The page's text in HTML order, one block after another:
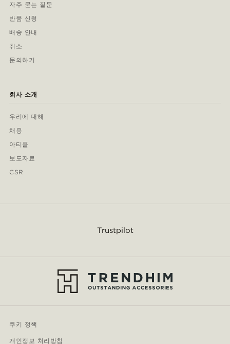
자주 묻는 질문
반품 신청
배송 안내
취소
문의하기
회사 소개
우리에 대해
채용
아티클
보도자료
CSR
Trustpilot
쿠키 정책
개인정보 처리방침